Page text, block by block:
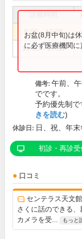
9:00～12:30
14:00～17:30
お盆(8月中旬)は
に必ず医療機関に
備考: 午前、
でです。
予約優先制
きを読む)
休診日: 日、祝、年
初診・再診受
口コミ
センテラス天文
さくに話のできる
カメラを受...
もっと